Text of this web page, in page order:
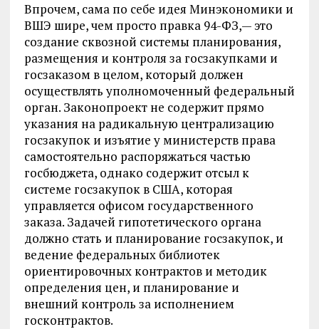
Впрочем, сама по себе идея Минэкономики и
ВШЭ шире, чем просто правка 94-ФЗ,— это
создание сквозной системы планирования,
размещения и контроля за госзакупками и
госзаказом в целом, который должен
осуществлять уполномоченный федеральный
орган. Законопроект не содержит прямо
указания на радикальную централизацию
госзакупок и изъятие у министерств права
самостоятельно распоряжаться частью
госбюджета, однако содержит отсыл к
системе госзакупок в США, которая
управляется офисом государственного
заказа. Задачей гипотетического органа
должно стать и планирование госзакупок, и
ведение федеральных библиотек
ориентировочных контрактов и методик
определения цен, и планирование и
внешний контроль за исполнением
госконтрактов.